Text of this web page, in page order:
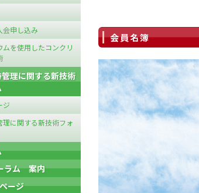
会員名簿
会申し込み
ムを使用したコンクリ
理に関する新技術
ジ
理に関する新技術フォ
ラム 案内
ージ